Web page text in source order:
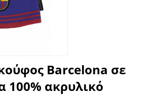
Barcelona σε
100% ακρυλικό